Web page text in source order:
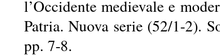
l’Occidente medievale e
Patria. Nuova serie (52/1-2).
pp. 7-8.